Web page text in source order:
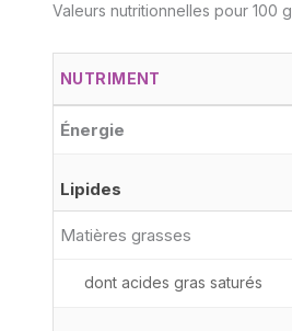
Valeurs nutritionnelles pour 100 g
NUTRIMENT
Énergie
Lipides
Matières grasses
dont acides gras saturés